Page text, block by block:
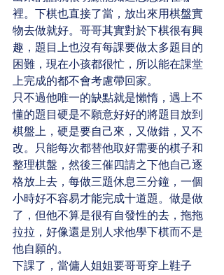
裡。下棋也直接了當，放出來用棋盤實
物去做就好。哥哥其實對於下棋很有興
趣，題目上也沒有每課要做太多題目的
困難，現在小孩都很忙，所以能在課堂
上完成的都不會考慮帶回家。
只不過他唯一的缺點就是懶惰，遇上不
懂的題目硬是不願意好好的將題目放到
棋盤上，硬是要自己來，又做錯，又不
改。只能每次都替他取好需要的棋子和
整理棋盤，然後三催四請之下他自己逐
格放上去，每做三題休息三分鐘，一個
小時好不容易才能完成十道題。做是做
了，但他不算是很有自發性的去，拖拖
拉拉，好像還是別人求他學下棋而不是
他自願的。
下課了，當傭人姐姐要哥哥穿上鞋子